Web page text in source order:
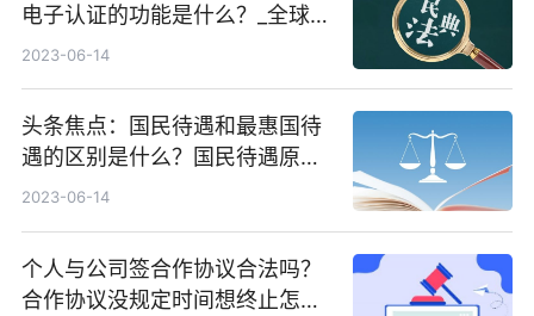
电子认证的功能是什么？_全球关
注
2023-06-14
头条焦点：国民待遇和最惠国待
遇的区别是什么？国民待遇原则
内容是什么？
2023-06-14
个人与公司签合作协议合法吗？
合作协议没规定时间想终止怎么